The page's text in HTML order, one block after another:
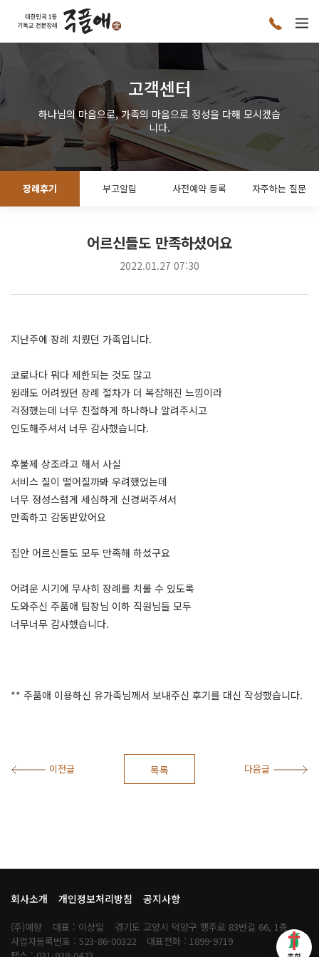
고객센터
하나님의 마음으로, 가족의 마음으로 정성을 다해 모시겠습
니다.
장례후기 부고알림 사전예약 등록 자주하는 질문
어르신들도 만족하셨어요
2022.01.27 07:30
지난주에 장례 치뤘던 가족입니다.
코로나다 뭐다 제한되는 것도 많고
원래도 어려웠던 장례 절차가 더 복잡해진 느낌이라
걱정했는데 너무 친절하게 하나하나 알려주시고
인도해주셔서 너무 감사했습니다.
후불제 상조라고 해서 사실
서비스 질이 떨어질까봐 우려했었는데
너무 정성스럽게 세심하게 신경써주셔서
만족하고 감동받았어요
집안 어르신들도 모두 만족해 하셨구요
어려운 시기에 무사히 장례를 치룰 수 있도록
도와주신 주품애 팀장님 이하 직원님들 모두
너무너무 감사했습니다.
** 주품애 이용하신 유가족님께서 보내주신 후기를 대신 작성했습니다.
이전글 목록 다음글
회사소개 개인정보처리방침 공지사항
(주)예향 대표 : 이상일
경기도 고양시 덕양구 행주로 83번길 66, 1층
사업자등록번호 : 523-86-00322
대표전화 : 1899-9719